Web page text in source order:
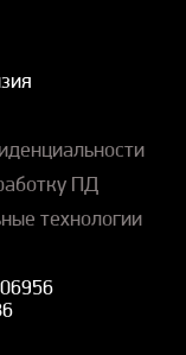
ПД
технологии